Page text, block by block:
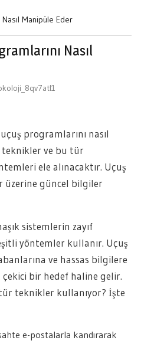
Nasıl Manipüle Eder
Nasıl
programlarını nasıl
teknikler ve bu tür
ele alınacaktır. Uçuş
üzerine güncel bilgiler
sistemlerin zayıf
yöntemler kullanır. Uçuş
ve hassas bilgilere
bir hedef haline gelir.
teknikler kullanıyor? İşte
sahte e-postalarla kandırarak